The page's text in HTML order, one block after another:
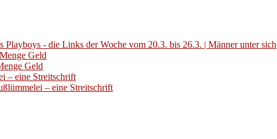
- die Links der Woche vom 20.3. bis 26.3. | Männer unter sich
Geld
Geld
– eine Streitschrift
– eine Streitschrift